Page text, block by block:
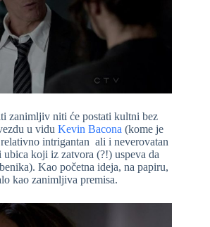
zanimljiv niti će postati kultni bez
u vidu Kevin Bacona (kome je
intrigantan ali i neverovatan
koji iz zatvora (?!) uspeva da
Kao početna ideja, na papiru,
kao zanimljiva premisa.